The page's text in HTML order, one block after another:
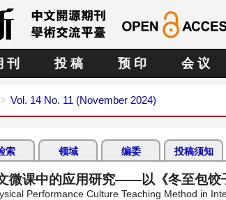
刊 投 稿 预 印 会 议
Vol. 14 No. 11 (November 2024)
索 领域 编委 投稿须知
微课中的应用研究——以《冬至包饺
Performance Culture Teaching Method in